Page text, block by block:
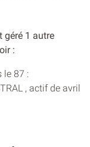
géré 1 autre
:
le 87 :
, actif de avril